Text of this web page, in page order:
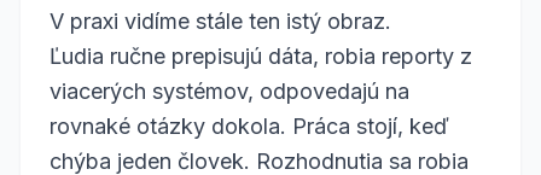
V praxi vidíme stále ten istý obraz.
Ľudia ručne prepisujú dáta, robia reporty z
viacerých systémov, odpovedajú na
rovnaké otázky dokola. Práca stojí, keď
chýba jeden človek. Rozhodnutia sa robia